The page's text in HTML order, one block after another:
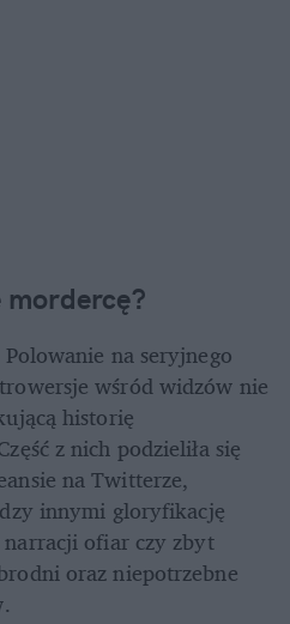
na seryjnego
wśród widzów nie
historię
z nich podzieliła się
na Twitterze,
innymi gloryfikację
ofiar czy zbyt
oraz niepotrzebne